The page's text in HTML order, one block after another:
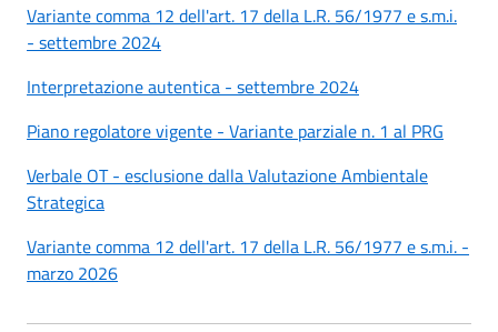
Variante comma 12 dell'art. 17 della L.R. 56/1977 e s.m.i.
- settembre 2024
Interpretazione autentica - settembre 2024
Piano regolatore vigente - Variante parziale n. 1 al PRG
Verbale OT - esclusione dalla Valutazione Ambientale
Strategica
Variante comma 12 dell'art. 17 della L.R. 56/1977 e s.m.i. -
marzo 2026